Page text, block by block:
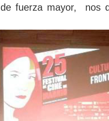
fuerza mayor, nos